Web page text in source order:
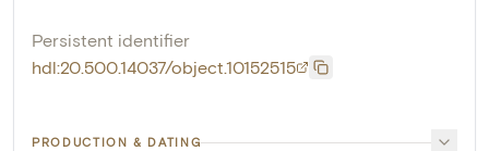
Persistent identifier
hdl:20.500.14037/object.10152515
PRODUCTION & DATING